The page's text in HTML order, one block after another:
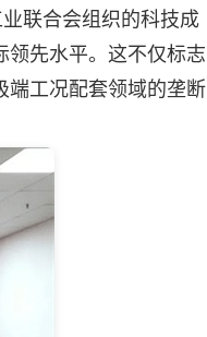
联合会组织的科技成
领先水平。这不仅标志
端工况配套领域的垄断